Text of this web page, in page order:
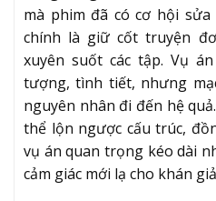
mà phim đã có cơ hội
chính là giữ cốt truyện
xuyên suốt các tập. Vụ
tượng, tình tiết, nhưng
nguyên nhân đi đến hệ
thể lộn ngược cấu trúc,
vụ án quan trọng kéo dài
cảm giác mới lạ cho khán